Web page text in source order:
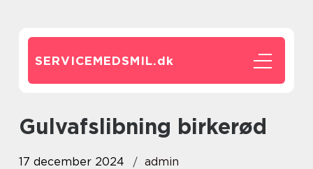
SERVICEMEDSMIL.dk
gulvafslibning birkerød
17 december 2024 admin